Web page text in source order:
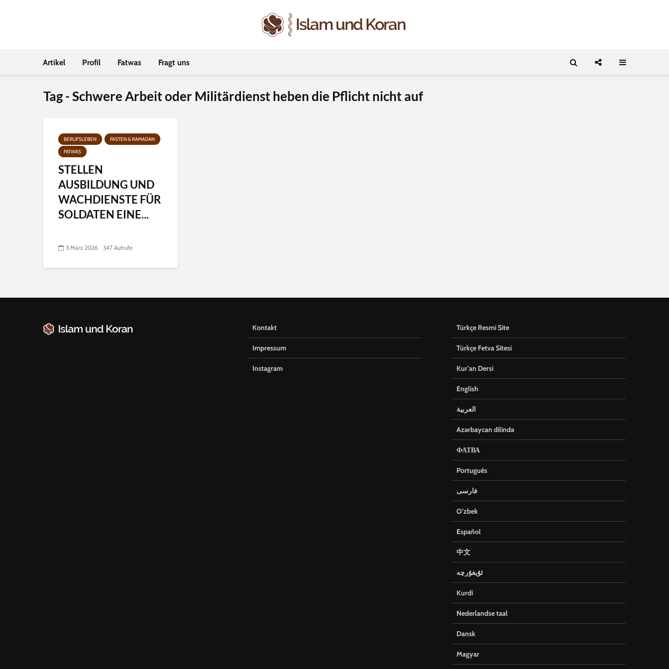
Artikel Profil Fatwas Fragt uns
Tag - Schwere Arbeit oder Militärdienst heben die Pflicht nicht auf
BERUFSLEBEN
FASTEN & RAMADAN
FATWAS
STELLEN
AUSBILDUNG UND
WACHDIENSTE FÜR
SOLDATEN EINE...
3 März 2026 347 Aufrufe
Kontakt
Impressum
Instagram
Türkçe Resmi Site
Türkçe Fetva Sitesi
Kur’an Dersi
English
العربية
Azərbaycan dilində
ФАТВА
Português
فارسی
O’zbek
Español
中文
ئۇيغۇرچە
Kurdî
Nederlandse taal
Dansk
Magyar